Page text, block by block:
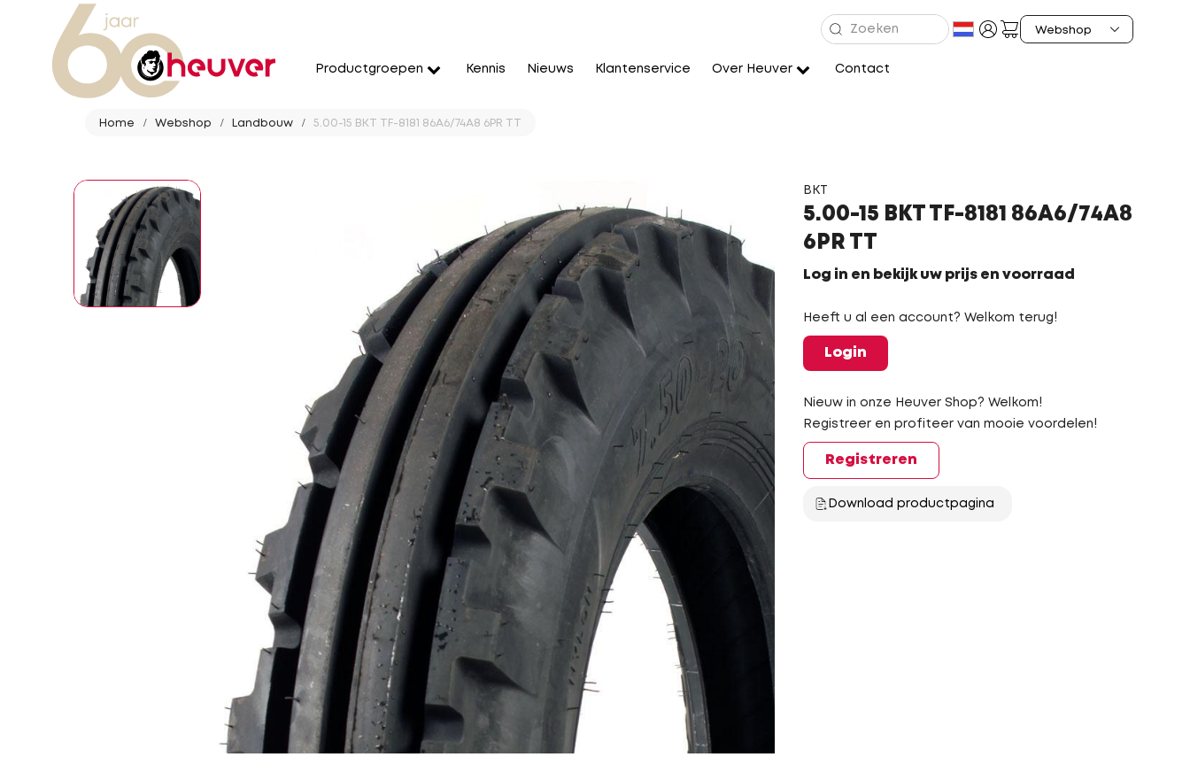
Productgroepen Kennis Nieuws Klantenservice Over Heuver Contact
Home Webshop Landbouw 5.00-15 BKT TF-8181 86A6/74A8 6PR TT
BKT
5.00-15 BKT TF-8181 86A6/74A8
6PR TT
Log in en bekijk uw prijs en voorraad
Heeft u al een account? Welkom terug!
Login
Nieuw in onze Heuver Shop? Welkom!
Registreer en profiteer van mooie voordelen!
Registreren
Download productpagina